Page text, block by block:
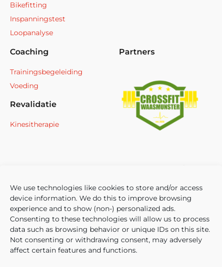
We use technologies like cookies to store and/or access
device information. We do this to improve browsing
experience and to show (non-) personalized ads.
Consenting to these technologies will allow us to process
data such as browsing behavior or unique IDs on this site.
Not consenting or withdrawing consent, may adversely
affect certain features and functions.
Bikefitting
Inspanningstest
Loopanalyse
Coaching
Trainingsbegeleiding
Voeding
Revalidatie
Kinesitherapie
Partners